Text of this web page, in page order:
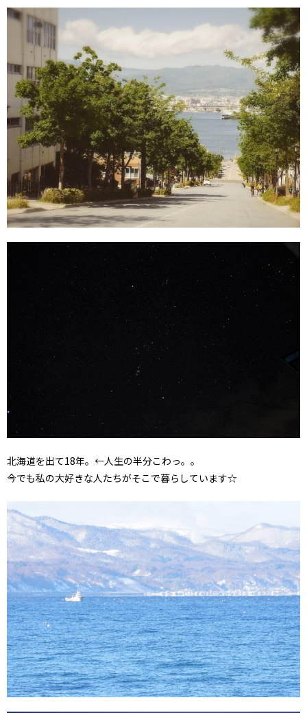
北海道を出て18年。←人生の半分こわっ。。
今でも私の大好きな人たちがそこで暮らしています☆